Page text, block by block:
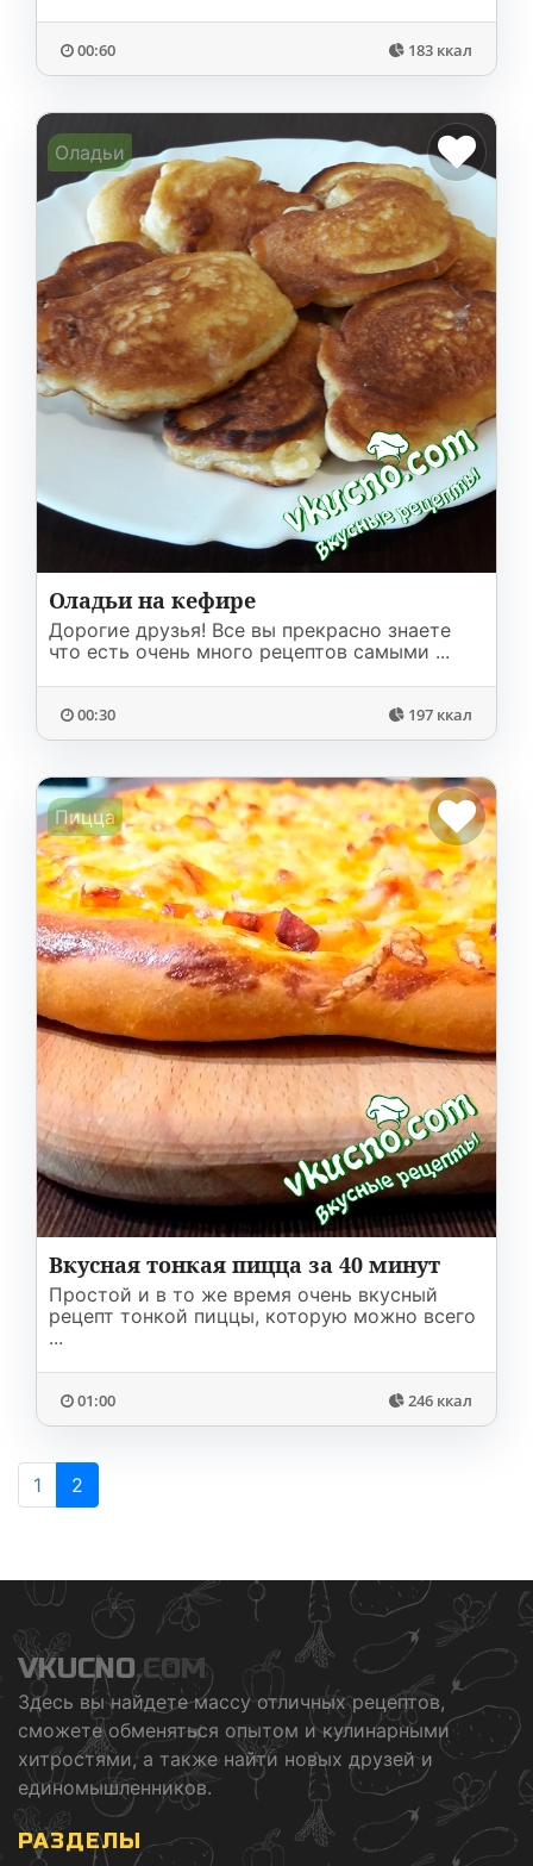
00:60 183 ккал
Оладьи
Оладьи на кефире
Дорогие друзья! Все вы прекрасно знаете
что есть очень много рецептов самыми ...
00:30 197 ккал
Пицца
Вкусная тонкая пицца за 40 минут
Простой и в то же время очень вкусный
рецепт тонкой пиццы, которую можно всего
...
01:00 246 ккал
1 2
VKUCNO.COM
Здесь вы найдете массу отличных рецептов,
сможете обменяться опытом и кулинарными
хитростями, а также найти новых друзей и
единомышленников.
РАЗДЕЛЫ